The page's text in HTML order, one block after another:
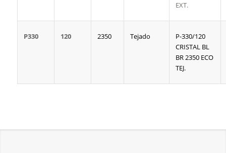
EXT.
P330 120 2350 Tejado
P-330/120
CRISTAL BL
BR 2350 ECO
TEJ.